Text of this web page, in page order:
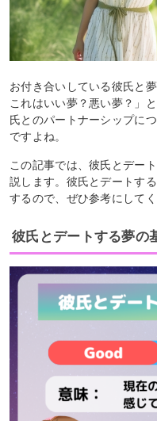
お付き合いしている彼氏と
これはいい夢？悪い夢？」
氏とのパートナーシップに
ですよね。
この記事では、彼氏とデー
説します。彼氏とデートす
するので、ぜひ参考にしてく
彼氏とデートする夢の